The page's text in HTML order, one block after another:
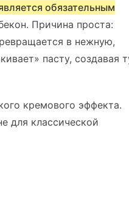
обязательным
Причина проста:
в нежную,
пасту, создавая
кремового эффекта.
для классической